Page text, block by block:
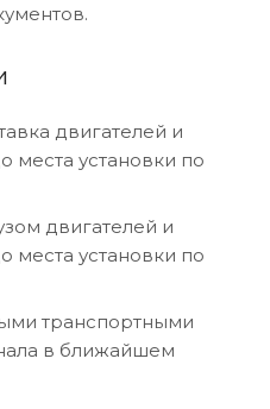
двигателей и
места установки по
двигателей и
места установки по
транспортными
в ближайшем